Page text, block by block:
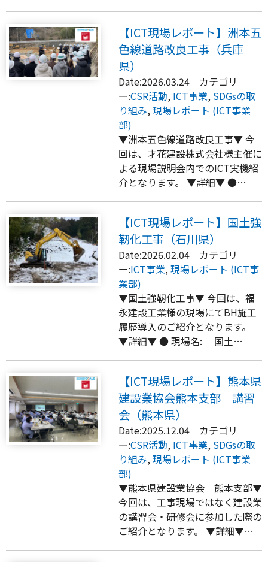
【ICT現場レポート】洲本五
色線道路改良工事（兵庫
県）
Date:2026.03.24 カテゴリ
ー:CSR活動, ICT事業, SDGsの取
り組み,現場レポート (ICT事業
部)
▼洲本五色線道路改良工事▼ 今
回は、才花建設株式会社様主催に
よる現場説明会内でのICT実機紹
介となります。 ▼詳細▼ ●…
【ICT現場レポート】国土強
靭化工事（石川県）
Date:2026.02.04 カテゴリ
ー:ICT事業,現場レポート (ICT事
業部)
▼国土強靭化工事▼ 今回は、福
永建設工業様の現場にてBH施工
履歴導入のご紹介となります。
▼詳細▼ ● 現場名: 国土…
【ICT現場レポート】熊本県
建設業協会熊本支部 講習
会（熊本県）
Date:2025.12.04 カテゴリ
ー:CSR活動, ICT事業, SDGsの取
り組み,現場レポート (ICT事業
部)
▼熊本県建設業協会 熊本支部▼
今回は、工事現場ではなく建設業
の講習会・研修会に参加した際の
ご紹介となります。 ▼詳細▼…